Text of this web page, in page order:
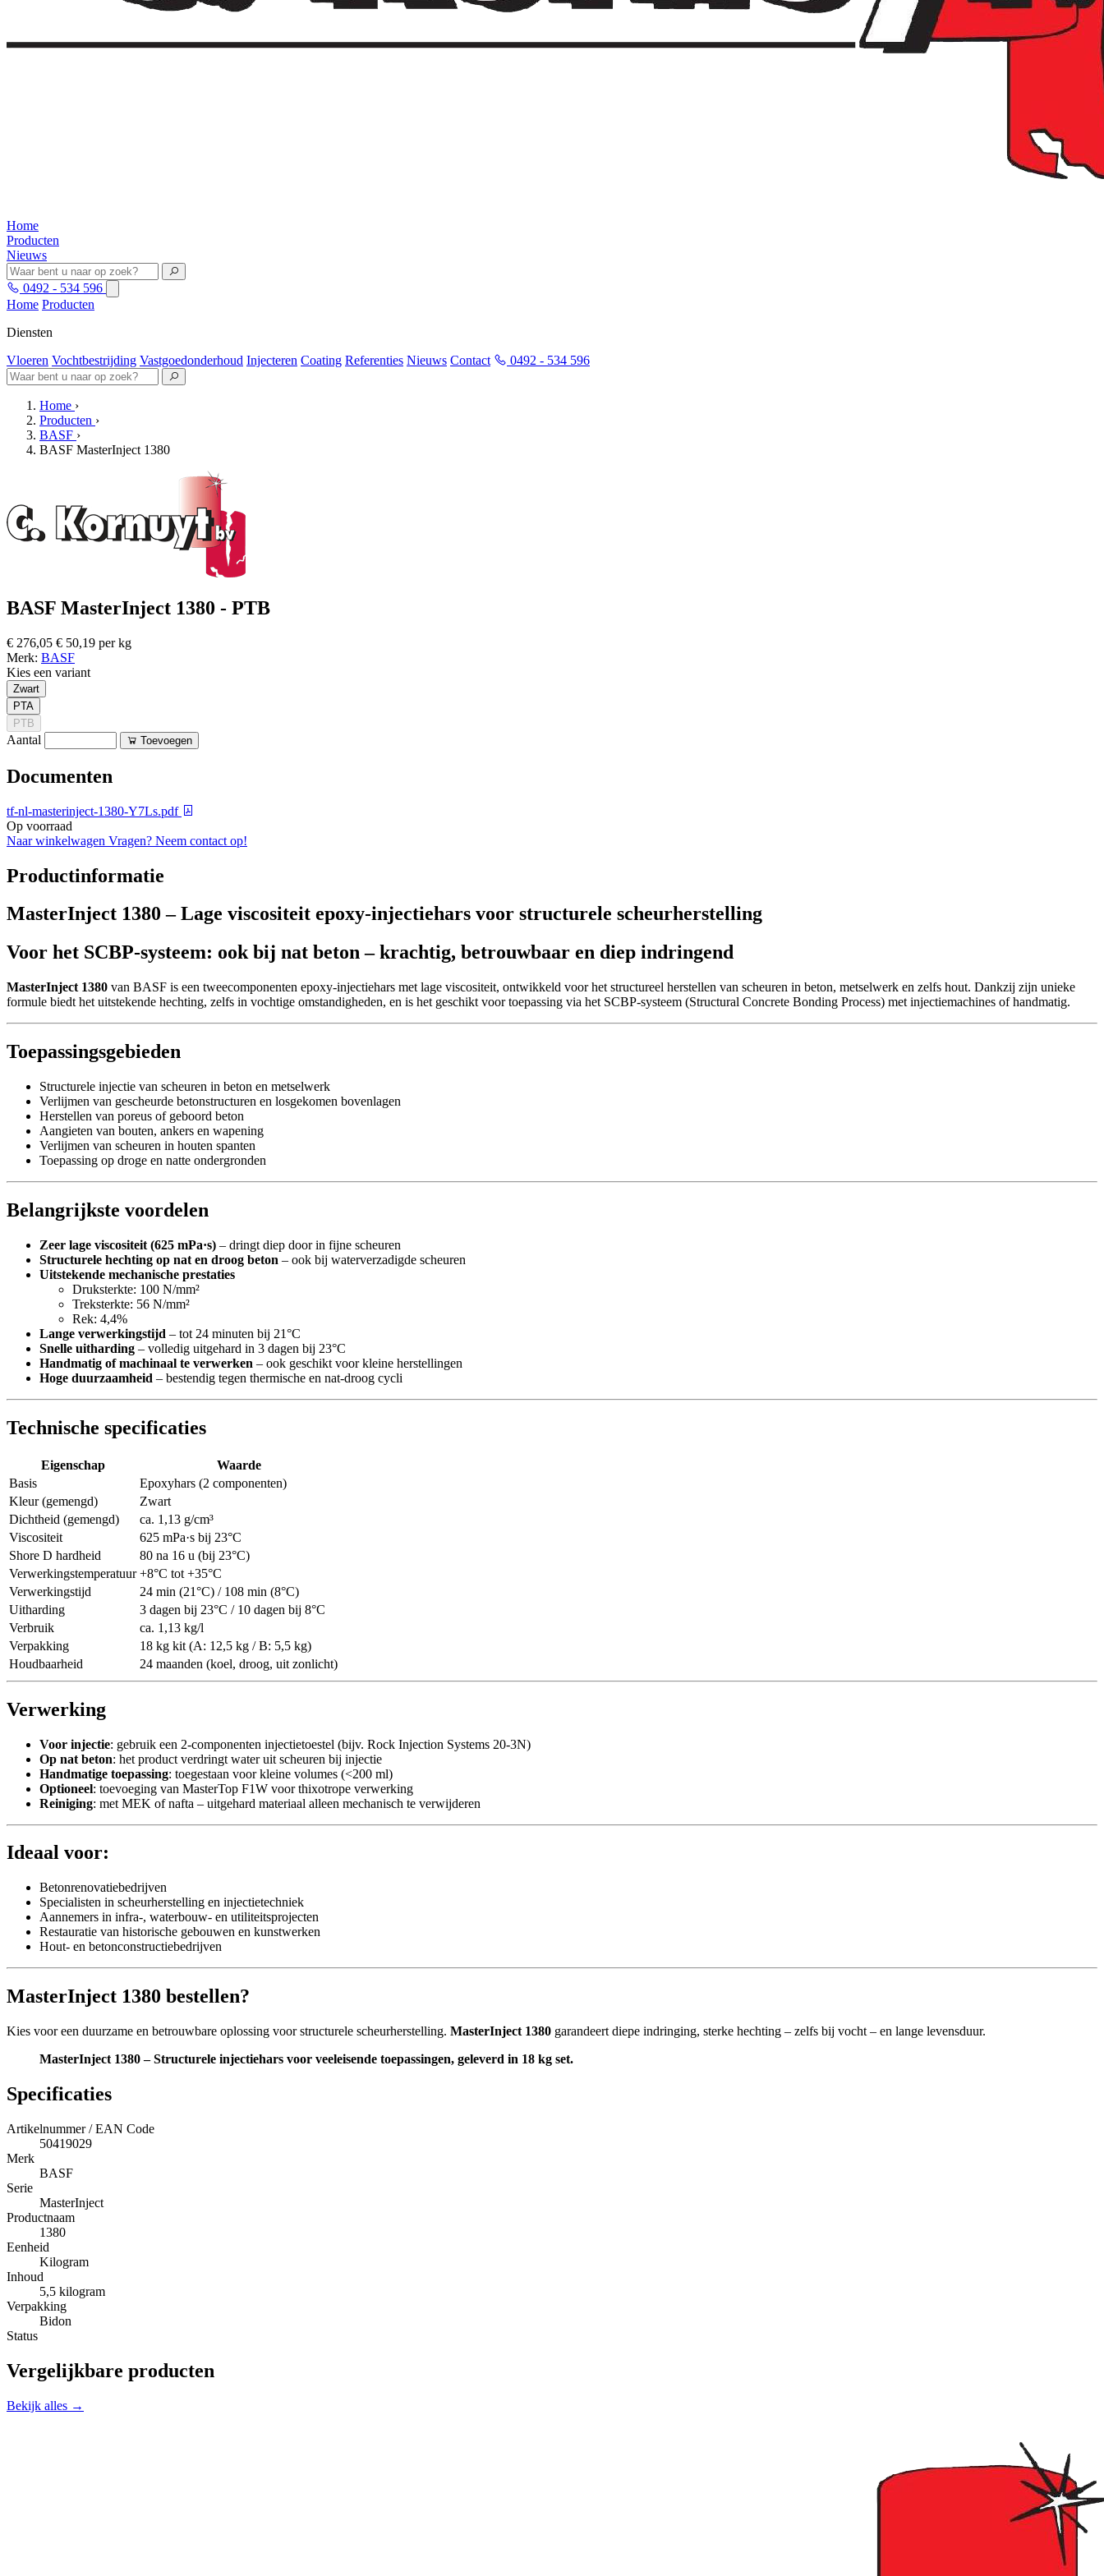
Home
Producten
Nieuws
0492 - 534 596
Home Producten
Diensten
Vloeren Vochtbestrijding Vastgoedonderhoud Injecteren Coating Referenties Nieuws Contact 0492 - 534 596
Home ›
Producten ›
BASF ›
BASF MasterInject 1380
BASF MasterInject 1380 - PTB
€ 276,05 € 50,19 per kg
Merk: BASF
Kies een variant
Zwart
PTA
PTB
Aantal Toevoegen
Documenten
tf-nl-masterinject-1380-Y7Ls.pdf
Op voorraad
Naar winkelwagen Vragen? Neem contact op!
Productinformatie
MasterInject 1380 – Lage viscositeit epoxy-injectiehars voor structurele scheurherstelling
Voor het SCBP-systeem: ook bij nat beton – krachtig, betrouwbaar en diep indringend
MasterInject 1380 van BASF is een tweecomponenten epoxy-injectiehars met lage viscositeit, ontwikkeld voor het structureel herstellen van scheuren in beton, metselwerk en zelfs hout. Dankzij zijn unieke
formule biedt het uitstekende hechting, zelfs in vochtige omstandigheden, en is het geschikt voor toepassing via het SCBP-systeem (Structural Concrete Bonding Process) met injectiemachines of handmatig.
Toepassingsgebieden
Structurele injectie van scheuren in beton en metselwerk
Verlijmen van gescheurde betonstructuren en losgekomen bovenlagen
Herstellen van poreus of geboord beton
Aangieten van bouten, ankers en wapening
Verlijmen van scheuren in houten spanten
Toepassing op droge en natte ondergronden
Belangrijkste voordelen
Zeer lage viscositeit (625 mPa·s) – dringt diep door in fijne scheuren
Structurele hechting op nat en droog beton – ook bij waterverzadigde scheuren
Uitstekende mechanische prestaties
Druksterkte: 100 N/mm²
Treksterkte: 56 N/mm²
Rek: 4,4%
Lange verwerkingstijd – tot 24 minuten bij 21°C
Snelle uitharding – volledig uitgehard in 3 dagen bij 23°C
Handmatig of machinaal te verwerken – ook geschikt voor kleine herstellingen
Hoge duurzaamheid – bestendig tegen thermische en nat-droog cycli
Technische specificaties
Eigenschap
Waarde
Basis
Epoxyhars (2 componenten)
Kleur (gemengd)
Zwart
Dichtheid (gemengd)
ca. 1,13 g/cm³
Viscositeit
625 mPa·s bij 23°C
Shore D hardheid
80 na 16 u (bij 23°C)
Verwerkingstemperatuur +8°C tot +35°C
Verwerkingstijd
24 min (21°C) / 108 min (8°C)
Uitharding
3 dagen bij 23°C / 10 dagen bij 8°C
Verbruik
ca. 1,13 kg/l
Verpakking
18 kg kit (A: 12,5 kg / B: 5,5 kg)
Houdbaarheid
24 maanden (koel, droog, uit zonlicht)
Verwerking
Voor injectie: gebruik een 2-componenten injectietoestel (bijv. Rock Injection Systems 20-3N)
Op nat beton: het product verdringt water uit scheuren bij injectie
Handmatige toepassing: toegestaan voor kleine volumes (<200 ml)
Optioneel: toevoeging van MasterTop F1W voor thixotrope verwerking
Reiniging: met MEK of nafta – uitgehard materiaal alleen mechanisch te verwijderen
Ideaal voor:
Betonrenovatiebedrijven
Specialisten in scheurherstelling en injectietechniek
Aannemers in infra-, waterbouw- en utiliteitsprojecten
Restauratie van historische gebouwen en kunstwerken
Hout- en betonconstructiebedrijven
MasterInject 1380 bestellen?
Kies voor een duurzame en betrouwbare oplossing voor structurele scheurherstelling. MasterInject 1380 garandeert diepe indringing, sterke hechting – zelfs bij vocht – en lange levensduur.
MasterInject 1380 – Structurele injectiehars voor veeleisende toepassingen, geleverd in 18 kg set.
Specificaties
Artikelnummer / EAN Code
50419029
Merk
BASF
Serie
MasterInject
Productnaam
1380
Eenheid
Kilogram
Inhoud
5,5 kilogram
Verpakking
Bidon
Status
Vergelijkbare producten
Bekijk alles →